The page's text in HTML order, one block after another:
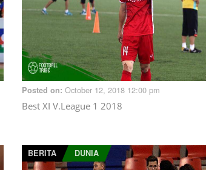
Posted on: October 12, 2018 12:00 pm
Best XI V.League 1 2018
BERITA DUNIA